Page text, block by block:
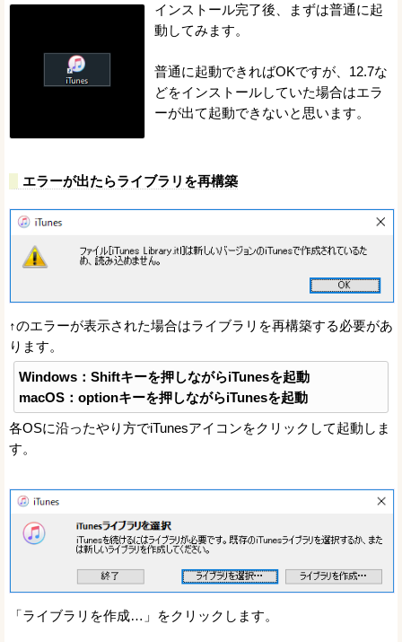
インストール完了後、まずは普通に起
動してみます。
普通に起動できればOKですが、12.7な
どをインストールしていた場合はエラ
ーが出て起動できないと思います。
エラーが出たらライブラリを再構築
↑のエラーが表示された場合はライブラリを再構築する必要があ
ります。
Windows：Shiftキーを押しながらiTunesを起動
macOS：optionキーを押しながらiTunesを起動
各OSに沿ったやり方でiTunesアイコンをクリックして起動しま
す。
「ライブラリを作成…」をクリックします。